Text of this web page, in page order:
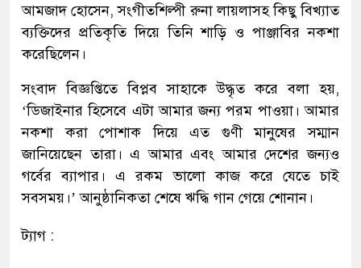
আমজাদ হোসেন, সংগীতশিল্পী রুনা লায়লাসহ কিছু বিখ্যাত
ব্যক্তিদের প্রতিকৃতি দিয়ে তিনি শাড়ি ও পাঞ্জাবির নকশা
করেছিলেন।
সংবাদ বিজ্ঞপ্তিতে বিপ্লব সাহাকে উদ্ধৃত করে বলা হয়,
‘ডিজাইনার হিসেবে এটা আমার জন্য পরম পাওয়া। আমার
নকশা করা পোশাক দিয়ে এত গুণী মানুষের সম্মান
জানিয়েছেন তারা। এ আমার এবং আমার দেশের জন্যও
গর্বের ব্যাপার। এ রকম ভালো কাজ করে যেতে চাই
সবসময়।’ আনুষ্ঠানিকতা শেষে ঋদ্ধি গান গেয়ে শোনান।
ট্যাগ :